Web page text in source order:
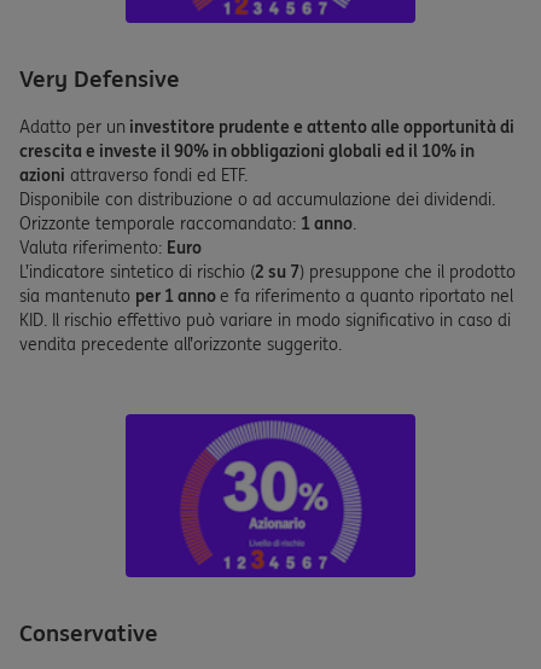
Very Defensive
Adatto per un investitore prudente e attento alle opportunità di
crescita e investe il 90% in obbligazioni globali ed il 10% in
azioni attraverso fondi ed ETF.
Disponibile con distribuzione o ad accumulazione dei dividendi.
Orizzonte temporale raccomandato: 1 anno.
Valuta riferimento: Euro
L’indicatore sintetico di rischio (2 su 7) presuppone che il prodotto
sia mantenuto per 1 annoe fa riferimento a quanto riportato nel
KID. Il rischio effettivo può variare in modo significativo in caso di
vendita precedente all’orizzonte suggerito.
Conservative